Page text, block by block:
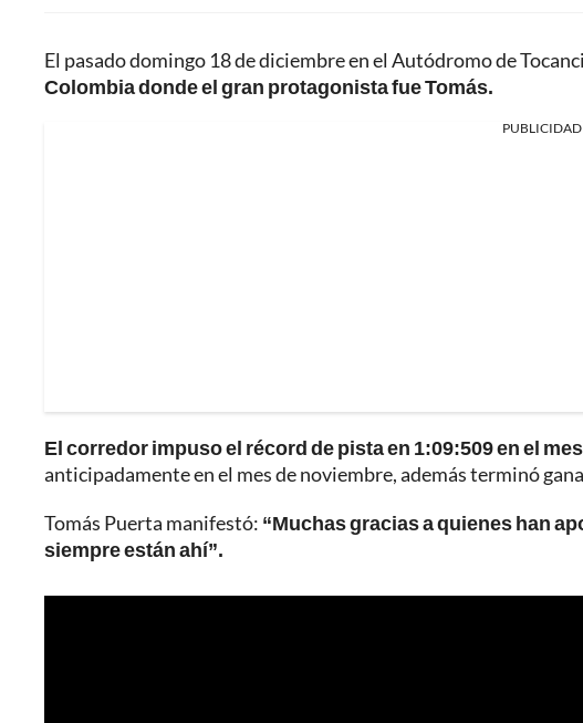
El pasado domingo 18 de diciembre en el Autódromo de
Colombia donde el gran protagonista fue Tomás.
PUBLICIDAD
El corredor impuso el récord de pista en 1:09:509 en el
anticipadamente en el mes de noviembre, además terminó
Tomás Puerta manifestó: “Muchas gracias a quienes han
siempre están ahí”.